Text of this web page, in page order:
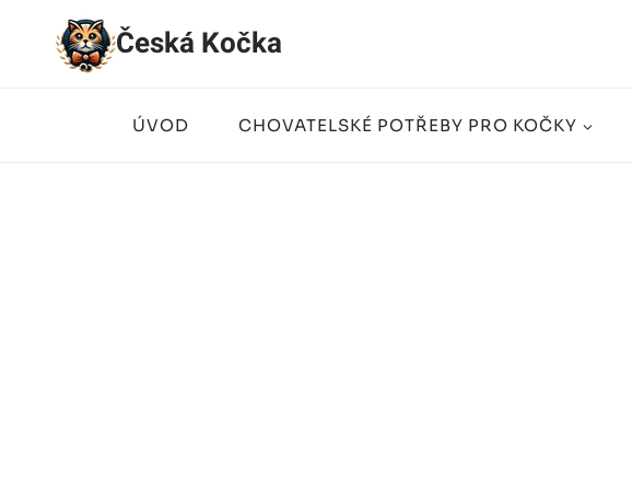
Přeskočit
Česká Kočka
ÚVOD CHOVATELSKÉ POTŘEBY PRO KOČKY